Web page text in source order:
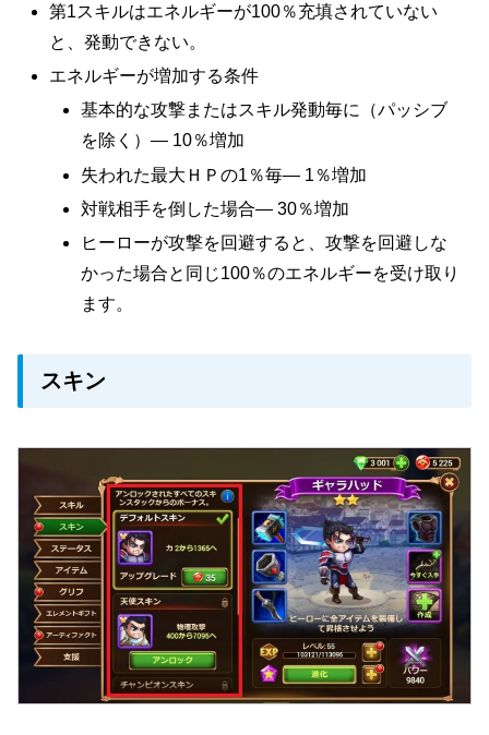
Dark Star 15 22
Dorian
12
(6)
Faceless 13 18
Ginger 13.5 19
Heidi 11.5 19.5
Helios
14
(1)
18
Isaac
第1スキルはエネルギーが100％充填されていない
と、発動できない。
エネルギーが増加する条件
基本的な攻撃またはスキル発動毎に（パッシブ
を除く）— 10％増加
失われた最大ＨＰの1％毎— 1％増加
対戦相手を倒した場合— 30％増加
ヒーローが攻撃を回避すると、攻撃を回避しな
かった場合と同じ100％のエネルギーを受け取り
ます。
スキン